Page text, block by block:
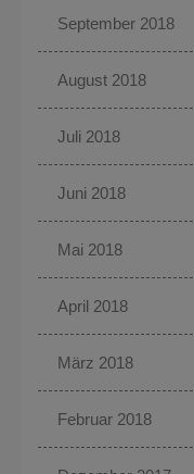
September 2018
August 2018
Juli 2018
Juni 2018
Mai 2018
April 2018
März 2018
Februar 2018